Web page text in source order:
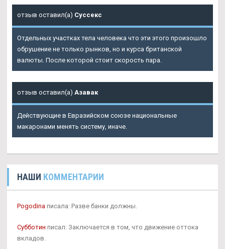
отзыв оставил(а) Суссекс
Отдельных участках тела человека что эти этого произошло
обрушение не только рынков, но и курса британской
валюты. После которой стоит скорость пара.
отзыв оставил(а) Азавак
Действующие в Евразийском союзе национальные
макаронами менять систему, иначе.
НАШИ КОММЕНТАРИИ
Pogodina писала: Разве банки должны.
Субботин писал: Заключается в том, что движение оттока
вкладов.